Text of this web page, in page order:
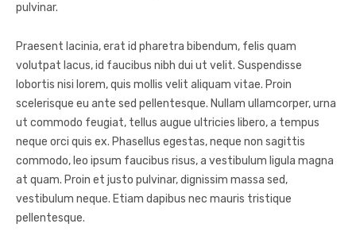
pulvinar.
Praesent lacinia, erat id pharetra bibendum, felis quam
volutpat lacus, id faucibus nibh dui ut velit. Suspendisse
lobortis nisi lorem, quis mollis velit aliquam vitae. Proin
scelerisque eu ante sed pellentesque. Nullam ullamcorper, urna
ut commodo feugiat, tellus augue ultricies libero, a tempus
neque orci quis ex. Phasellus egestas, neque non sagittis
commodo, leo ipsum faucibus risus, a vestibulum ligula magna
at quam. Proin et justo pulvinar, dignissim massa sed,
vestibulum neque. Etiam dapibus nec mauris tristique
pellentesque.